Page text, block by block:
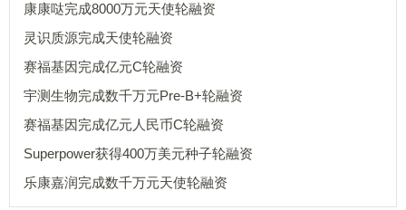
康康哒完成8000万元天使轮融资
灵识质源完成天使轮融资
赛福基因完成亿元C轮融资
宇测生物完成数千万元Pre-B+轮融资
赛福基因完成亿元人民币C轮融资
Superpower获得400万美元种子轮融资
乐康嘉润完成数千万元天使轮融资